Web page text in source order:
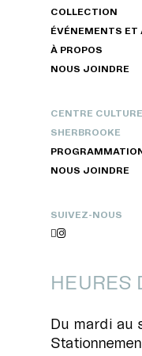
COLLECTION
ÉVÉNEMENTS ET
À PROPOS
NOUS JOINDRE
CENTRE
SHERBROOKE
NOUS JOINDRE
SUIVEZ-NOUS

HEURES
Du mardi au